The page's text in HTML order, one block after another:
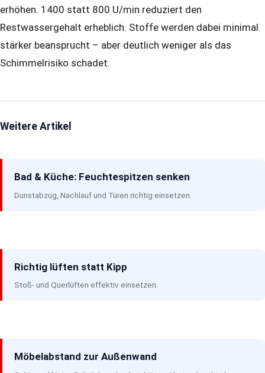
erhöhen. 1400 statt 800 U/min reduziert den
Restwassergehalt erheblich. Stoffe werden dabei minimal
stärker beansprucht – aber deutlich weniger als das
Schimmelrisiko schadet.
Weitere Artikel
Bad & Küche: Feuchtespitzen senken
Dunstabzug, Nachlauf und Türen richtig einsetzen.
Richtig lüften statt Kipp
Stoß- und Querlüften effektiv einsetzen.
Möbelabstand zur Außenwand